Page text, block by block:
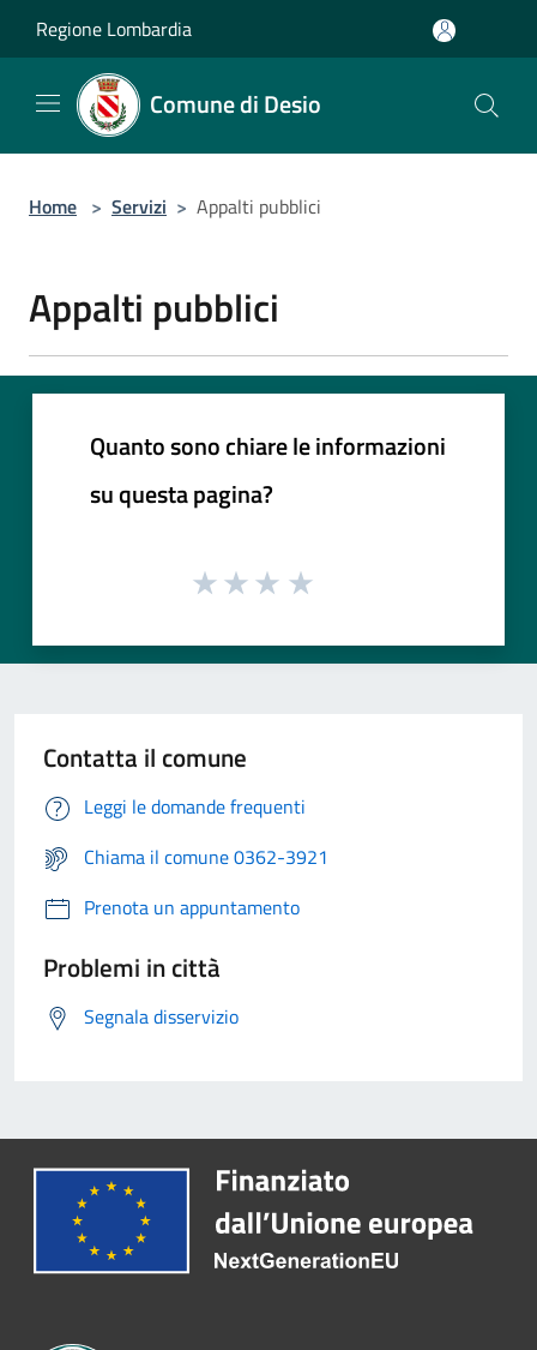
Regione Lombardia
Comune di Desio
Home > Servizi > Appalti pubblici
Appalti pubblici
Quanto sono chiare le informazioni
su questa pagina?
Contatta il comune
Leggi le domande frequenti
Chiama il comune 0362-3921
Prenota un appuntamento
Problemi in città
Segnala disservizio